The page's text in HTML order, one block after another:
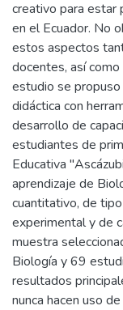
creativo para estar
en el Ecuador. No
estos aspectos
docentes, así
estudio se
didáctica con
desarrollo de
estudiantes de
Educativa
aprendizaje de
cuantitativo, de
experimental y de
muestra
Biología y 69
resultados
nunca hacen uso